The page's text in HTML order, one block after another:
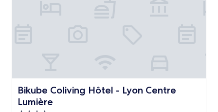
Bikube Coliving Hôtel - Lyon Centre
Lumière
Bikube Coliving Hôtel - Lyon Centre Lumière